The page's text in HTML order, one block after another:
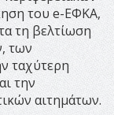
του e-ΕΦΚΑ,
τη βελτίωση
των
ταχύτερη
την
αιτημάτων.